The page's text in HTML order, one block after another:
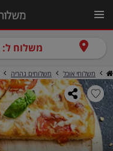
משלוח ל:
משלוחי אוכל משלוחים נהריה